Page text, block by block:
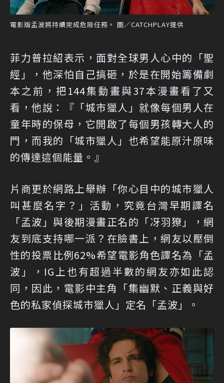
電影版孟波將持續完成危險任務。 圖／CATCHPLAY提供
菲力普拉紹表示，面對全球男人心中的「聖
經」，他深怕自己搞砸，於是在開始籌備劇
本之前，把144集動畫與37本漫畫看了又
看，他說：『「城市獵人」就像每個男人在
童年時的保母，它開啟了每個男孩轉大人的
門，而我的「城市獵人」也希望能原汁原味
的傳達這個能量。』
片商更於網路上舉辦「你心目中的城市獵人
叫甚麼名字？」活動，究竟台灣早期譯名
「孟波」與後期漫畫正名的「冴羽獠」，網
友到底支持哪一派？在臉書上，網友以壓倒
性的投票比例62%希望電影角色譯名為「孟
波」，IG上也有超過半數的網友亦如此認
同，因此，電影中主角「集幽默、正義與好
色的私家偵探城市獵人」定名「孟波」。